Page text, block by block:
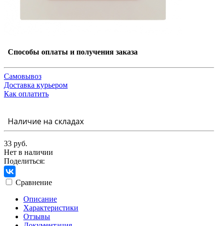
Способы оплаты и получения заказа
Самовывоз
Доставка курьером
Как оплатить
Наличие на складах
33 руб.
Нет в наличии
Поделиться:
Сравнение
Описание
Характеристики
Отзывы